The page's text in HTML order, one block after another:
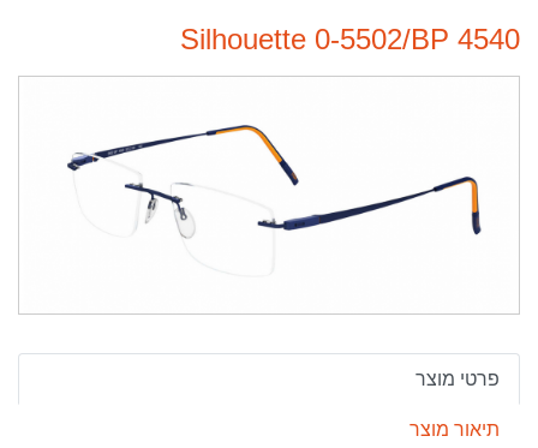
Silhouette 0-5502/BP 4540
פרטי מוצר
תיאור מוצר